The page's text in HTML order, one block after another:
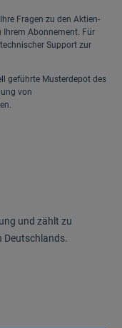
Fragen zu den Aktien-
Ihrem Abonnement. Für
Support zur
geführte Musterdepot des
von
und zählt zu
Deutschlands.